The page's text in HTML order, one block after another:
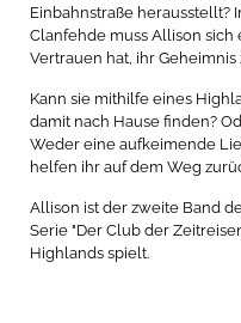
Einbahnstraße herausstellt?
Clanfehde muss Allison sich
Vertrauen hat, ihr Geheimnis
Kann sie mithilfe eines
damit nach Hause finden?
Weder eine aufkeimende
helfen ihr auf dem Weg
Allison ist der zweite Band
Serie "Der Club der
Highlands spielt.